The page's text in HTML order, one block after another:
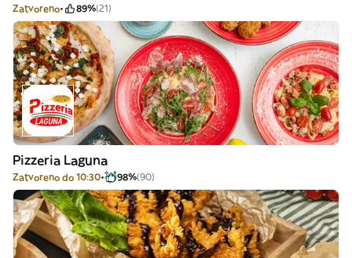
Zatvoreno 89%(21)
Pizzeria Laguna
Zatvoreno do 10:30 98%(90)